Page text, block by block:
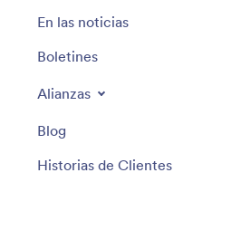
En las noticias
Boletines
Alianzas
Blog
Historias de Clientes